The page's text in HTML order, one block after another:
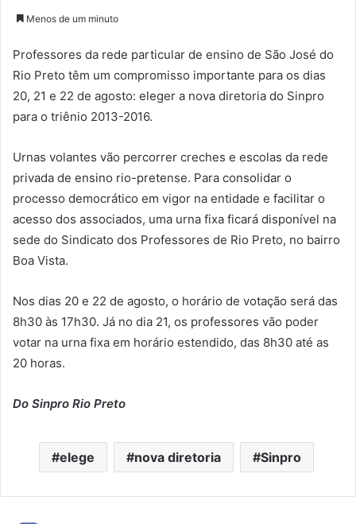
Menos de um minuto
Professores da rede particular de ensino de São José do
Rio Preto têm um compromisso importante para os dias
20, 21 e 22 de agosto: eleger a nova diretoria do Sinpro
para o triênio 2013-2016.
Urnas volantes vão percorrer creches e escolas da rede
privada de ensino rio-pretense. Para consolidar o
processo democrático em vigor na entidade e facilitar o
acesso dos associados, uma urna fixa ficará disponível na
sede do Sindicato dos Professores de Rio Preto, no bairro
Boa Vista.
Nos dias 20 e 22 de agosto, o horário de votação será das
8h30 às 17h30. Já no dia 21, os professores vão poder
votar na urna fixa em horário estendido, das 8h30 até as
20 horas.
Do Sinpro Rio Preto
elege nova diretoria Sinpro